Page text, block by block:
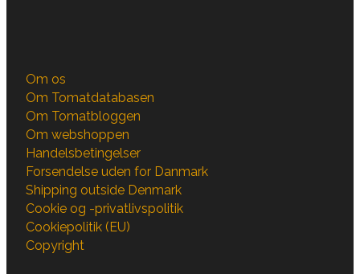
Om os
Om Tomatdatabasen
Om Tomatbloggen
Om webshoppen
Handelsbetingelser
Forsendelse uden for Danmark
Shipping outside Denmark
Cookie og -privatlivspolitik
Cookiepolitik (EU)
Copyright